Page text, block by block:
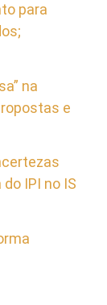
para
na
e
IPI no IS